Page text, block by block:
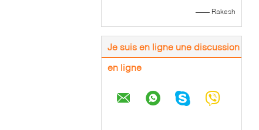
—— Rakesh
Je suis en ligne une discussion
en ligne